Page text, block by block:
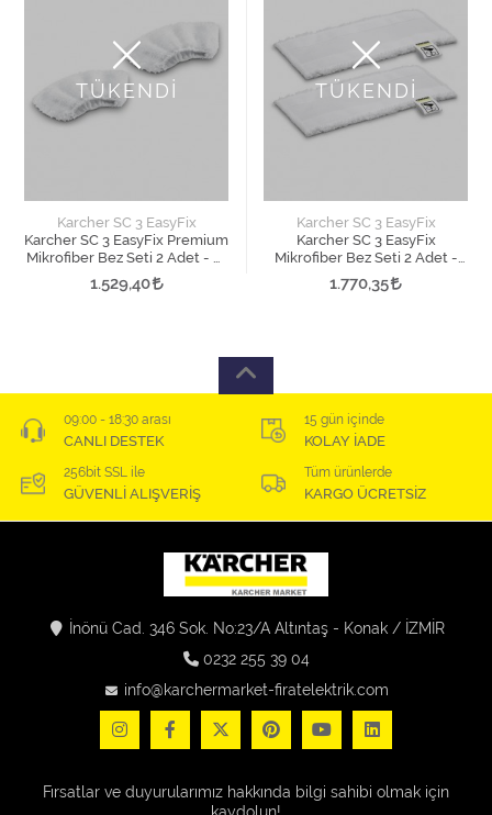
TÜKENDİ
Karcher SC 3 EasyFix
Karcher SC 3 EasyFix Premium
Mikrofiber Bez Seti 2 Adet - El
Aparatı İçin
1.529,40
TÜKENDİ
Karcher SC 3 EasyFix
Karcher SC 3 EasyFix
Mikrofiber Bez Seti 2 Adet -
Zemin Aparatı İçin
1.770,35
09:00 - 18:30 arası
CANLI DESTEK
15 gün içinde
KOLAY İADE
256bit SSL ile
GÜVENLİ ALIŞVERİŞ
Tüm ürünlerde
KARGO ÜCRETSİZ
İnönü Cad. 346 Sok. No:23/A Altıntaş - Konak / İZMİR
0232 255 39 04
info@karchermarket-firatelektrik.com
Fırsatlar ve duyurularımız hakkında bilgi sahibi olmak için